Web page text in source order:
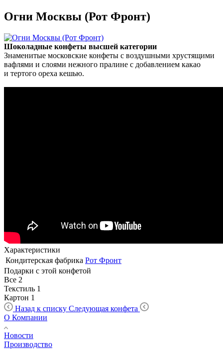
Огни Москвы (Рот Фронт)
Шоколадные конфеты высшей категории
Знаменитые московские конфеты с воздушными хрустящими
вафлями и слоями нежного пралине с добавлением какао
и тертого ореха кешью.
Характеристики
Кондитерская фабрика Рот Фронт
Подарки с этой конфетой
Все 2
Текстиль 1
Картон 1
Назад к списку Следующая конфета
О Компании
Новости
Производство